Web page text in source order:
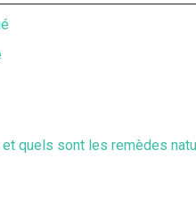
quels sont les remèdes